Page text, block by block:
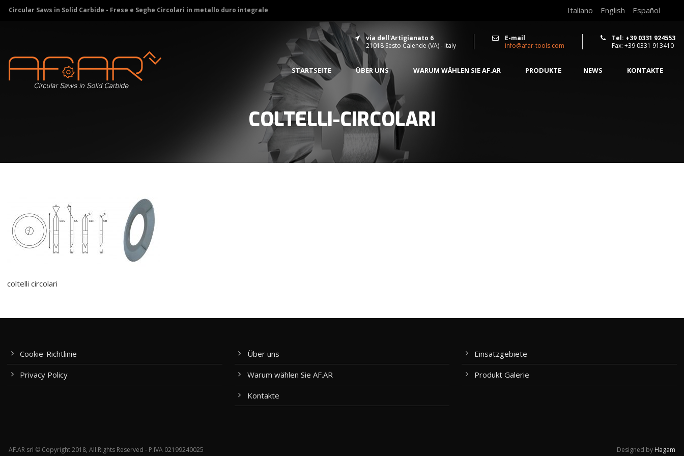
Circular Saws in Solid Carbide - Frese e Seghe Circolari in metallo duro integrale Italiano English Español
via dell'Artigianato 6
21018 Sesto Calende (VA) - Italy
E-mail
info@afar-tools.com
Tel: +39 0331 924553
Fax: +39 0331 913410
STARTSEITE ÜBER UNS WARUM WÄHLEN SIE AF.AR PRODUKTE NEWS KONTAKTE
COLTELLI-CIRCOLARI
coltelli circolari
Cookie-Richtlinie
Privacy Policy
Über uns
Warum wählen Sie AF.AR
Kontakte
Einsatzgebiete
Produkt Galerie
AF.AR srl © Copyright 2018, All Rights Reserved - P.IVA 02199240025 Designed by Hagam